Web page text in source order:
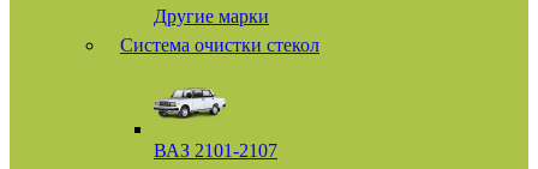
Другие марки
Система очистки стекол
ВАЗ 2101-2107